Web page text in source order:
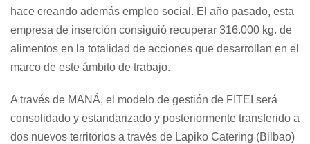
hace creando además empleo social. El año pasado, esta
empresa de inserción consiguió recuperar 316.000 kg. de
alimentos en la totalidad de acciones que desarrollan en el
marco de este ámbito de trabajo.
A través de MANÁ, el modelo de gestión de FITEI será
consolidado y estandarizado y posteriormente transferido a
dos nuevos territorios a través de Lapiko Catering (Bilbao)